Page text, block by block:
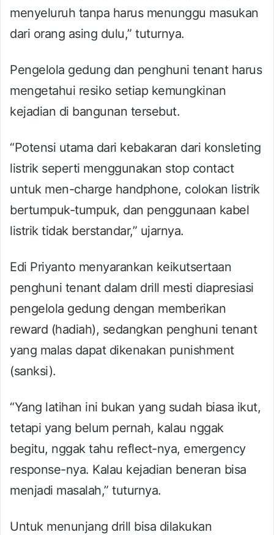
menyeluruh tanpa harus menunggu masukan
dari orang asing dulu,” tuturnya.
Pengelola gedung dan penghuni tenant harus
mengetahui resiko setiap kemungkinan
kejadian di bangunan tersebut.
“Potensi utama dari kebakaran dari konsleting
listrik seperti menggunakan stop contact
untuk men-charge handphone, colokan listrik
bertumpuk-tumpuk, dan penggunaan kabel
listrik tidak berstandar,” ujarnya.
Edi Priyanto menyarankan keikutsertaan
penghuni tenant dalam drill mesti diapresiasi
pengelola gedung dengan memberikan
reward (hadiah), sedangkan penghuni tenant
yang malas dapat dikenakan punishment
(sanksi).
“Yang latihan ini bukan yang sudah biasa ikut,
tetapi yang belum pernah, kalau nggak
begitu, nggak tahu reflect-nya, emergency
response-nya. Kalau kejadian beneran bisa
menjadi masalah,” tuturnya.
Untuk menunjang drill bisa dilakukan